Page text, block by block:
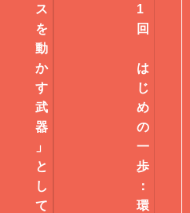
ス
を
動
か
す
武
器
」
と
し
て
1
回
は
じ
め
の
一
歩
：
環